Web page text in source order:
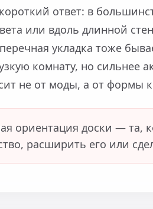
ответ: в
или вдоль длинной
укладка тоже
комнату, но сильнее
не от моды, а от формы
ориентация доски — та,
расширить его или